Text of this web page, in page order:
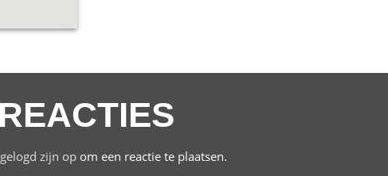
REACTIES
zijn opom een reactie te plaatsen.